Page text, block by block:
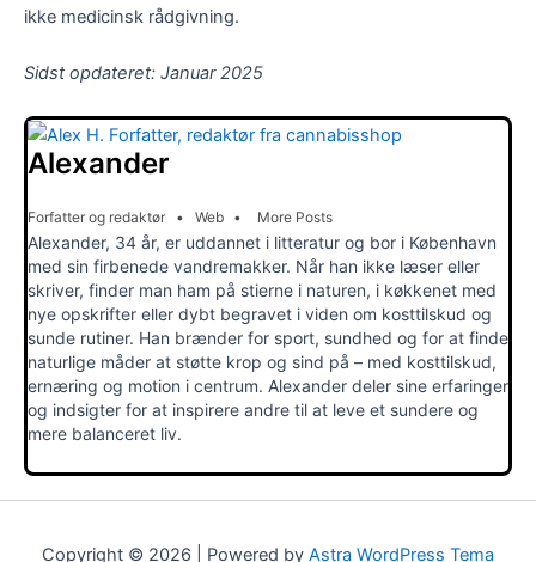
ikke medicinsk rådgivning.
Sidst opdateret: Januar 2025
Alexander
Forfatter og redaktør • Web • More Posts
Alexander, 34 år, er uddannet i litteratur og bor i København
med sin firbenede vandremakker. Når han ikke læser eller
skriver, finder man ham på stierne i naturen, i køkkenet med
nye opskrifter eller dybt begravet i viden om kosttilskud og
sunde rutiner. Han brænder for sport, sundhed og for at finde
naturlige måder at støtte krop og sind på – med kosttilskud,
ernæring og motion i centrum. Alexander deler sine erfaringer
og indsigter for at inspirere andre til at leve et sundere og
mere balanceret liv.
Copyright © 2026 | Powered by Astra WordPress Tema